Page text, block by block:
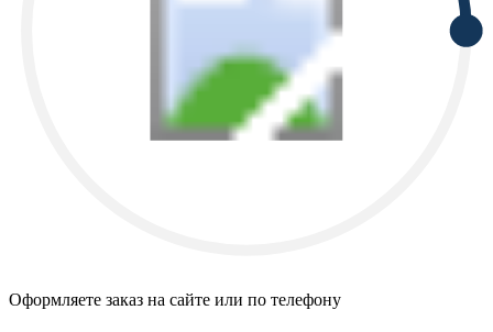
Оформляете заказ на сайте или по телефону